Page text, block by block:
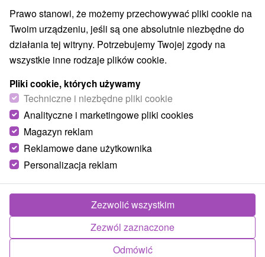
Západné Slovensko, Trnavský kraj, Piešťany, Piešťany
Zadzwoń do nas - +421 2 21 02 57 57
Najpopularniejszy pobyt Zdrowie: Uzdrawiająca
moc Pieszczan, bestseller wśród pobytów
Prawo stanowi, że możemy przechowywać pliki cookie na
Twoim urządzeniu, jeśli są one absolutnie niezbędne do
działania tej witryny. Potrzebujemy Twojej zgody na
wszystkie inne rodzaje plików cookie.
Pliki cookie, których używamy
Techniczne i niezbędne pliki cookie
Analityczne i marketingowe pliki cookies
Magazyn reklam
Reklamowe dane użytkownika
Personalizacja reklam
Odmówić
Zezwól zaznaczone
Zezwolić wszystkim